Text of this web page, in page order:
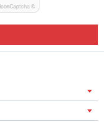
IconCaptcha ©